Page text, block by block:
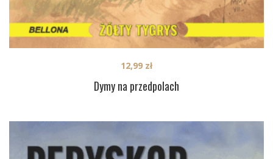
Dymy na przedpolach
12,99 zł